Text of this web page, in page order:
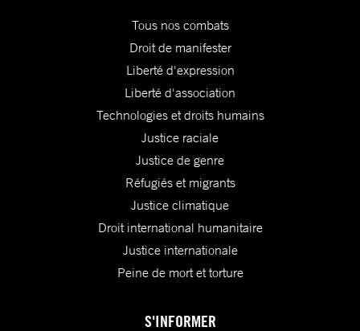
Tous nos combats
Droit de manifester
Liberté d'expression
Liberté d'association
Technologies et droits humains
Justice raciale
Justice de genre
Réfugiés et migrants
Justice climatique
Droit international humanitaire
Justice internationale
Peine de mort et torture
S'INFORMER